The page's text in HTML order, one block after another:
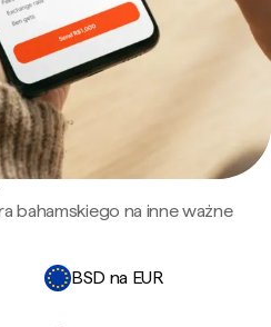
bahamskiego na inne ważne
BSD na EUR